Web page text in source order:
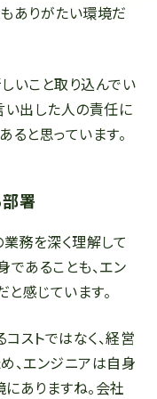
ありがたい環境だ
いこと取り込んでい
い出した人の責任に
と思っています。
署
務を深く理解して
であることも、エン
感じています。
ストではなく、経営
、エンジニアは自身
ありますね。会社